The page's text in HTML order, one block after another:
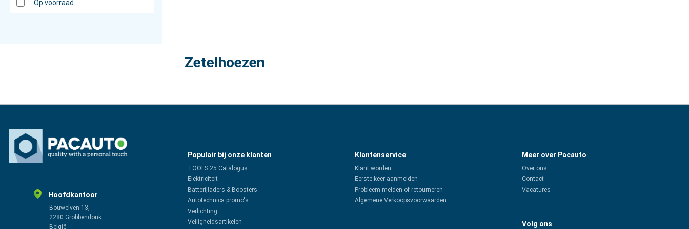
Op voorraad
Zetelhoezen
Hoofdkantoor
Bouwelven 13,
2280 Grobbendonk
België
Populair bij onze klanten
TOOLS 25 Catalogus
Elektriciteit
Batterijladers & Boosters
Autotechnica promo's
Verlichting
Veiligheidsartikelen
Klantenservice
Klant worden
Eerste keer aanmelden
Probleem melden of retourneren
Algemene Verkoopsvoorwaarden
Meer over Pacauto
Over ons
Contact
Vacatures
Volg ons